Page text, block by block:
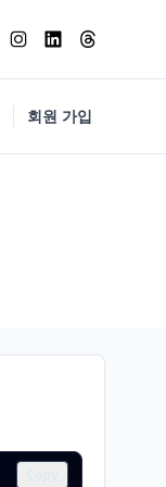
회원 가입